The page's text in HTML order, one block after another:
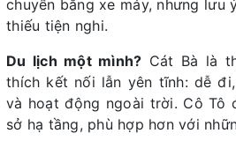
chuyển bằng xe máy, nhưng lưu
thiếu tiện nghi.
Du lịch một mình? Cát Bà là
thích kết nối lẫn yên tĩnh: dễ
và hoạt động ngoài trời. Cô Tô
sở hạ tầng, phù hợp hơn với